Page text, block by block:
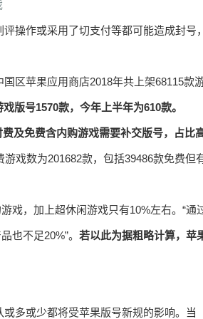
操作或采用了切支付等都可能造成封号，
区苹果应用商店2018年共上架68115款
版号1570款，今年上半年为610款。
及免费含内购游戏需要补交版号，占比
戏数为201682款，包括39486款免费但
戏，加上超休闲游戏只有10%左右。“通
也不足20%”。 若以此为据粗略计算，苹
多或少都将受苹果版号新规的影响。当